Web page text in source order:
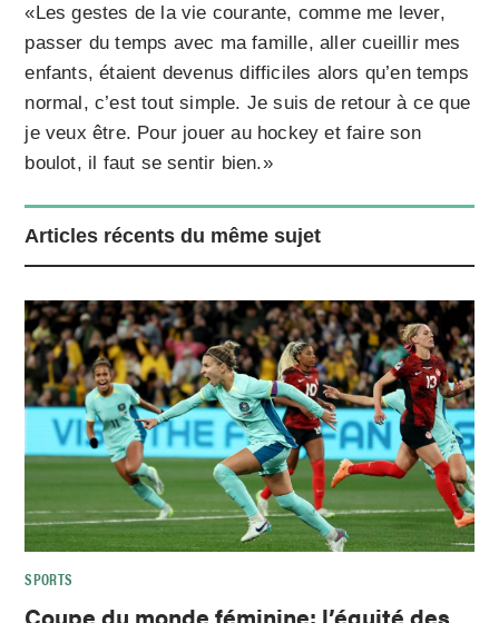
«Les gestes de la vie courante, comme me lever,
passer du temps avec ma famille, aller cueillir mes
enfants, étaient devenus difficiles alors qu’en temps
normal, c’est tout simple. Je suis de retour à ce que
je veux être. Pour jouer au hockey et faire son
boulot, il faut se sentir bien.»
Articles récents du même sujet
SPORTS